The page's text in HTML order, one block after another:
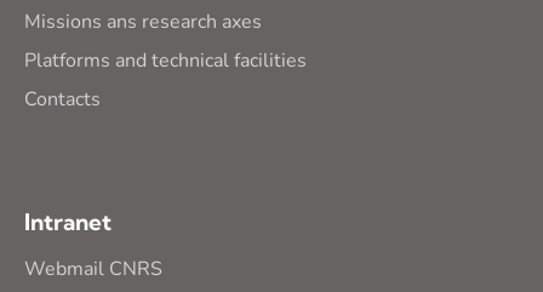
Missions ans research axes
Platforms and technical facilities
Contacts
Intranet
Webmail CNRS